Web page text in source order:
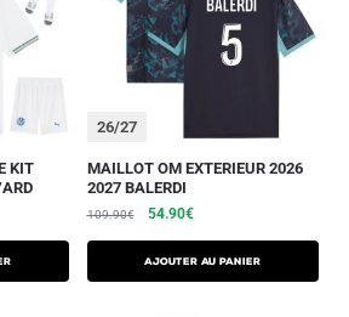
KIT
26/27
MAILLOT OM EXTERIEUR 2026
2027 BALERDI
109.90€ 54.90€
AJOUTER AU PANIER